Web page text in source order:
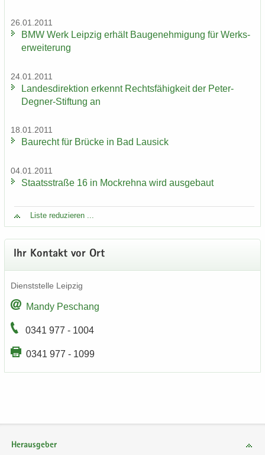
26.01.2011
BMW Werk Leip­zig er­hält Bau­ge­neh­mi­gung für Werks­
er­wei­te­rung
24.01.2011
Lan­des­di­rek­ti­on er­kennt Rechts­fä­hig­keit der Peter-​
Degner-Stiftung an
18.01.2011
Bau­recht für Brü­cke in Bad Lau­sick
04.01.2011
Staats­stra­ße 16 in Mock­reh­na wird aus­ge­baut
Liste re­du­zie­ren ...
Ihr Kon­takt vor Ort
Dienst­stel­le Leip­zig
Mandy Peschang
0341 977 - 1004
0341 977 - 1099
Herausgeber